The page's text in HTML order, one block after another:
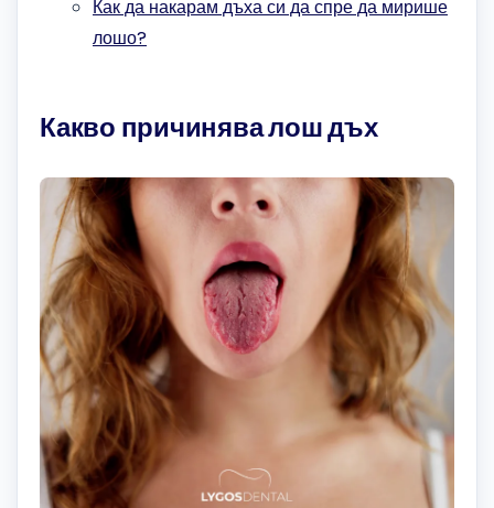
Как да накарам дъха си да спре да мирише
лошо?
Какво причинява лош дъх